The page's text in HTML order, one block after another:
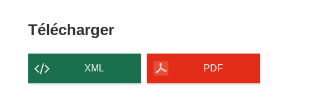
TéléchargerTélécharger le contenu de la page
XML PDF